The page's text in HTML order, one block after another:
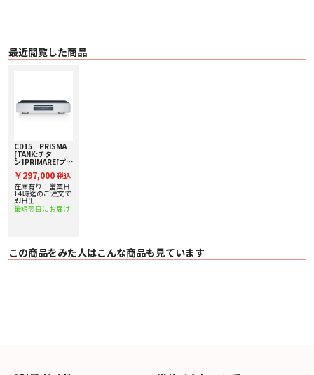
最近閲覧した商品
CD15 PRISMA
[TANK:チタ
ン]PRIMARE[プラ
ーヤー
￥297,000 税込
在庫有り！営業日
14時迄のご注文で
即日出
最短翌日にお届け
この商品をみた人はこんな商品も見ています